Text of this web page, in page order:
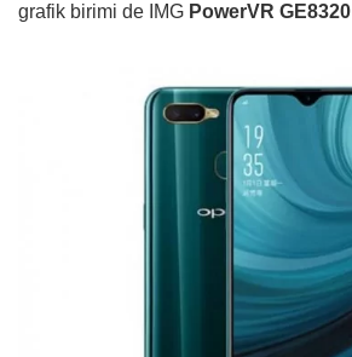
grafik birimi de IMG PowerVR GE8320